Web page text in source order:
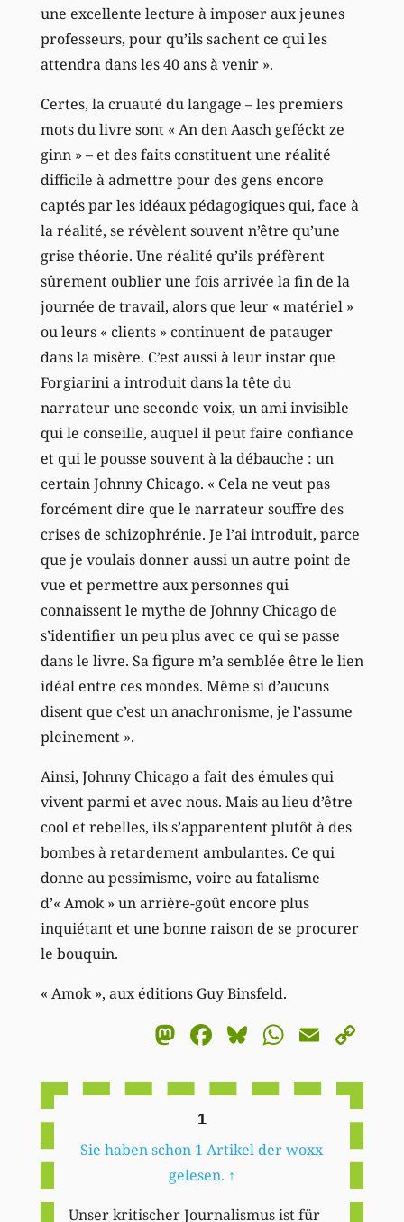
une excellente lecture à imposer aux jeunes
professeurs, pour qu’ils sachent ce qui les
attendra dans les 40 ans à venir ».
Certes, la cruauté du langage – les premiers
mots du livre sont « An den Aasch geféckt ze
ginn » – et des faits constituent une réalité
difficile à admettre pour des gens encore
captés par les idéaux pédagogiques qui, face à
la réalité, se révèlent souvent n’être qu’une
grise théorie. Une réalité qu’ils préfèrent
sûrement oublier une fois arrivée la fin de la
journée de travail, alors que leur « matériel »
ou leurs « clients » continuent de patauger
dans la misère. C’est aussi à leur instar que
Forgiarini a introduit dans la tête du
narrateur une seconde voix, un ami invisible
qui le conseille, auquel il peut faire confiance
et qui le pousse souvent à la débauche : un
certain Johnny Chicago. « Cela ne veut pas
forcément dire que le narrateur souffre des
crises de schizophrénie. Je l’ai introduit, parce
que je voulais donner aussi un autre point de
vue et permettre aux personnes qui
connaissent le mythe de Johnny Chicago de
s’identifier un peu plus avec ce qui se passe
dans le livre. Sa figure m’a semblée être le lien
idéal entre ces mondes. Même si d’aucuns
disent que c’est un anachronisme, je l’assume
pleinement ».
Ainsi, Johnny Chicago a fait des émules qui
vivent parmi et avec nous. Mais au lieu d’être
cool et rebelles, ils s’apparentent plutôt à des
bombes à retardement ambulantes. Ce qui
donne au pessimisme, voire au fatalisme
d’« Amok » un arrière-goût encore plus
inquiétant et une bonne raison de se procurer
le bouquin.
« Amok », aux éditions Guy Binsfeld.
Mastodon
Facebook
BlueskyEmail
1
Sie haben schon 1 Artikel der woxx
gelesen. ↑
Unser kritischer Journalismus ist für